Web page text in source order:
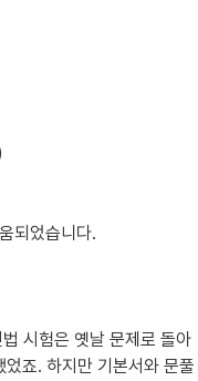
되었습니다.
시험은 옛날 문제로 돌아
죠. 하지만 기본서와 문풀